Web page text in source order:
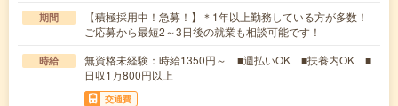
期間
【積極採用中！急募！】＊1年以上勤務している方が多数！
ご応募から最短2～3日後の就業も相談可能です！
時給
無資格未経験：時給1350円～ ■週払いOK ■扶養内OK ■
日収1万800円以上
交通費